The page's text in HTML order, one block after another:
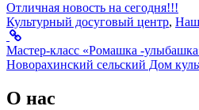
Отличная новость на сегодня!!!
Культурный досуговый центр,
Мастер-класс «Ромашка -
Новорахинский сельский Дом
О нас